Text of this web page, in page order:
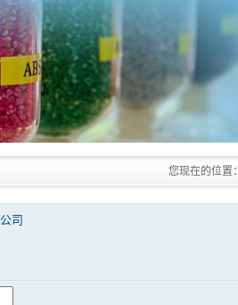
您现在的位置：
司